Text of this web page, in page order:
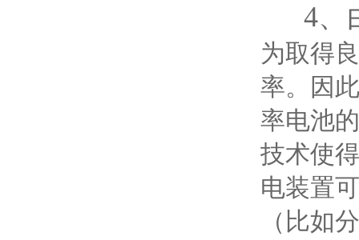
4、
为取得
率。因
率电池
技术使
电装置
（比如